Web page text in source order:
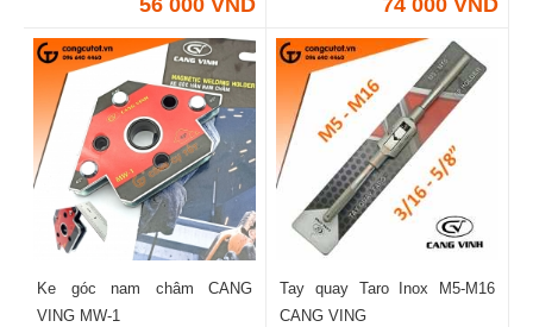
56 000 VND 74 000 VND
Ke góc nam châm CANG
VING MW-1
Tay quay Taro Inox M5-M16
CANG VING